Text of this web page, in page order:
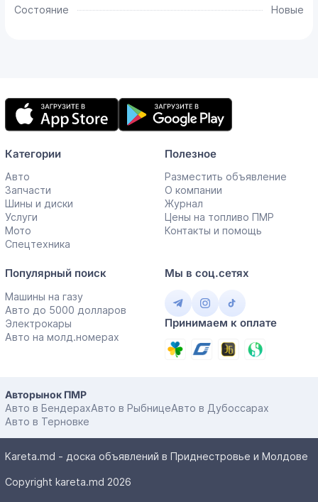
Состояние
Новые
Мобильное
приложение
Категории
Авто
Запчасти
Шины и диски
Услуги
Мото
Спецтехника
Полезное
Разместить объявление
О компании
Журнал
Цены на топливо ПМР
Контакты и помощь
Популярный поиск
Машины на газу
Авто до 5000 долларов
Электрокары
Авто на молд.номерах
Мы в соц.сетях
Принимаем к оплате
Авторынок ПМР
Авто в БендерахАвто в РыбницеАвто в Дубоссарах
Авто в Терновке
Kareta.md - доска объявлений в Приднестровье и Молдове
Copyright kareta.md 2026